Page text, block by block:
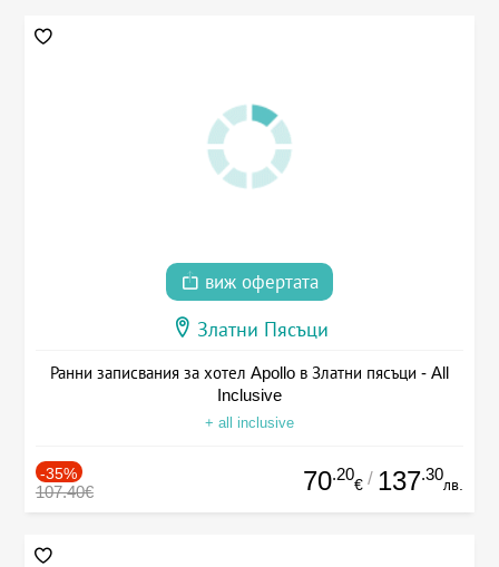
виж офертата
Златни Пясъци
Ранни записвания за хотел Apollo в Златни пясъци - All
Inclusive
+ all inclusive
-35%
107.40€ 70.20
€ / 137.30
лв.